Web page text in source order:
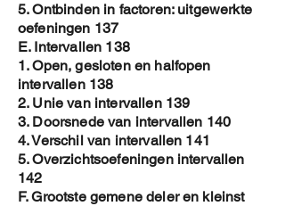
5. Ontbinden in factoren: uitgewerkte
oefeningen 137
E. Intervallen 138
1. Open, gesloten en halfopen
intervallen 138
2. Unie van intervallen 139
3. Doorsnede van intervallen 140
4. Verschil van intervallen 141
5. Overzichtsoefeningen intervallen
142
F. Grootste gemene deler en kleinst